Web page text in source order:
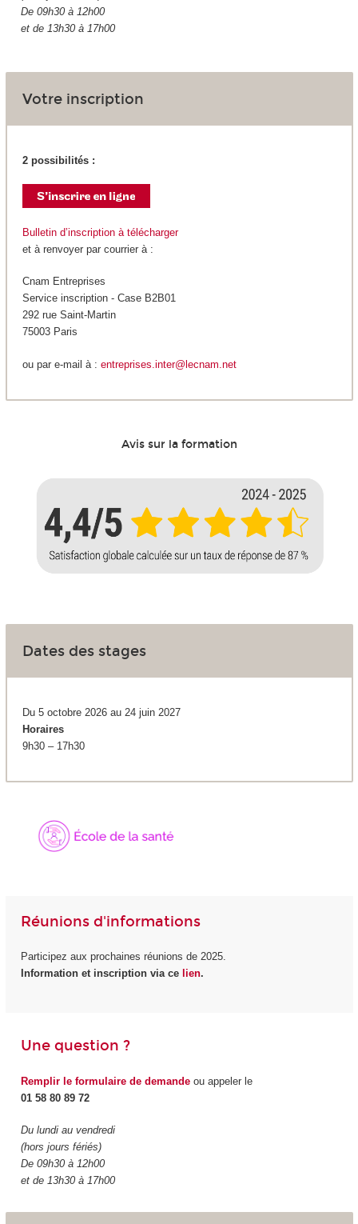
De 09h30 à 12h00
et de 13h30 à 17h00
Votre inscription
2 possibilités :
Bulletin d’inscription à télécharger
et à renvoyer par courrier à :
Cnam Entreprises
Service inscription - Case B2B01
292 rue Saint-Martin
75003 Paris
ou par e-mail à : entreprises.inter@lecnam.net
Avis sur la formation
Dates des stages
Du 5 octobre 2026 au 24 juin 2027
Horaires
9h30 – 17h30
Réunions d'informations
Participez aux prochaines réunions de 2025.
Information et inscription via ce lien.
Une question ?
Remplir le formulaire de demandeou appeler le
01 58 80 89 72
Du lundi au vendredi
(hors jours fériés)
De 09h30 à 12h00
et de 13h30 à 17h00